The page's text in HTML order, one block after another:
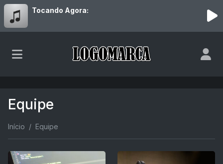
Tocando Agora:
Equipe
Início Equipe